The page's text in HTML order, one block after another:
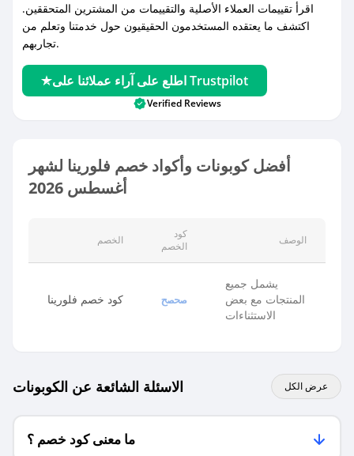
اقرأ تقييمات العملاء الأصلية والتقييمات من المشترين المتحققين.
اكتشف ما يعتقده المستخدمون الحقيقيون حول خدمتنا وتعلم من
تجاربهم.
اطلع على آراء عملائنا على Trustpilot
Verified Reviews
أفضل كوبونات وأكواد خصم فلورينا لشهر
أغسطس 2026
الخصم
كود
الخصم
الوصف
كود خصم فلورينا صحصح
يشمل جميع
المنتجات مع بعض
الاستثناءات
الاسئلة الشائعة عن الكوبونات عرض الكل
ما معنى كود خصم ؟